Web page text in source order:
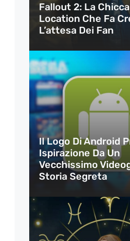
Fallout 2: La
Location Che Fa
L’attesa Dei Fan
Il Logo Di Android
Ispirazione Da Un
Vecchissimo
Storia Segreta